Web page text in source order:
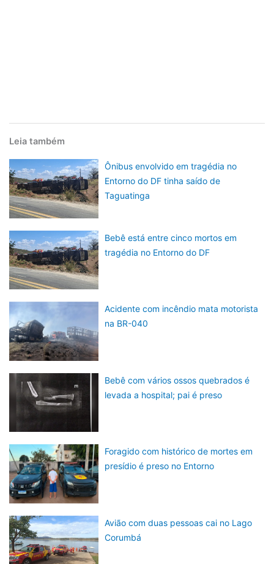
Leia também
Ônibus envolvido em tragédia no
Entorno do DF tinha saído de
Taguatinga
Bebê está entre cinco mortos em
tragédia no Entorno do DF
Acidente com incêndio mata motorista
na BR-040
Bebê com vários ossos quebrados é
levada a hospital; pai é preso
Foragido com histórico de mortes em
presídio é preso no Entorno
Avião com duas pessoas cai no Lago
Corumbá